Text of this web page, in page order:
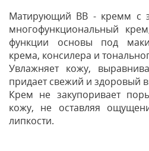
Матирующий BB - кремм с
многофункциональный
функции основы под
крема, консилера и
Увлажняет кожу,
придает свежий и здоровый
Крем не закупоривает
кожу, не оставляя
липкости.